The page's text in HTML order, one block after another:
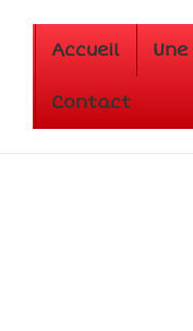
Main
Navigation
Accueil
Contact